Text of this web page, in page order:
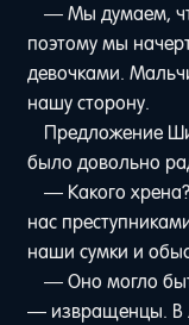
— Мы думаем,
поэтому мы
девочками.
нашу сторону.
Предложение
было довольно
— Какого
нас
наши сумки и
— Оно могло
— извращенцы. В